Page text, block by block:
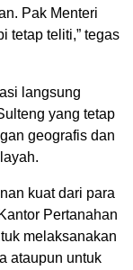
Pak Menteri
tetap teliti,” tegas
langsung
yang tetap
geografis dan
kuat dari para
Pertanahan
melaksanakan
ataupun untuk